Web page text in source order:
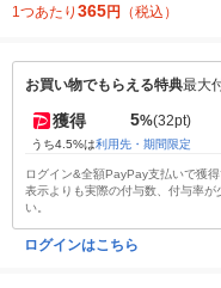
1つあたり 365円 （税込）
お買い物でもらえる特典最大
獲得 5%(32pt)
うち4.5%は利用先・期間限定
ログイン&全額PayPay支払いで獲
表示よりも実際の付与数、付与率
い。
ログインはこちら